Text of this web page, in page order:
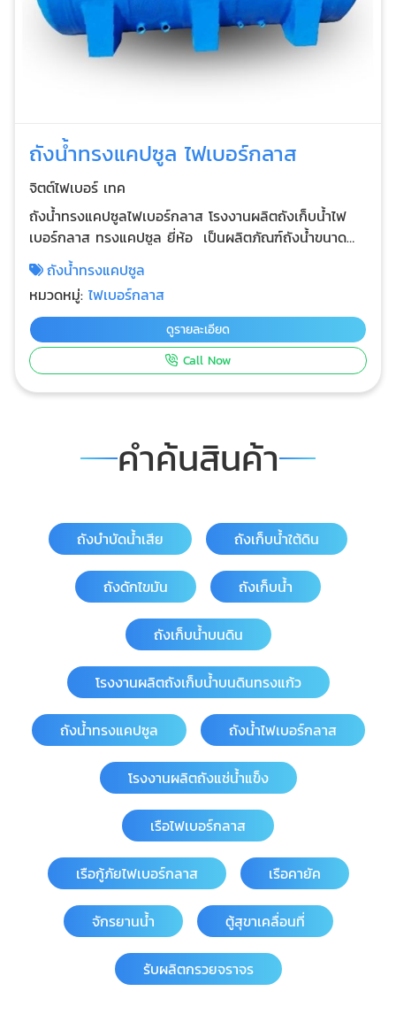
ถังน้ำทรงแคปซูล ไฟเบอร์กลาส
จิตต์ไฟเบอร์ เทค
ถังน้ำทรงแคปซูลไฟเบอร์กลาส โรงงานผลิตถังเก็บน้ำไฟ
เบอร์กลาส ทรงแคปซูล ยี่ห้อ เป็นผลิตภัณฑ์ถังน้ำขนาด
ใหญ่ เหมาะกับโรงงานขนาดใหญ่ อาคารสำนักงาน ที่ใช้น้ำ
มาก ต้องการสำรองน้ำไว้ใช้ หรือใช้ตามสวน ไร่ พื้นที่ขนาด
กว้างๆ ใช้น้ำเยอะ กว้าง 2.00 x ยาว 3.50 ราคาโรงงาน มี
ความหนา แข็งแรง ทนทาน รับประกันคุณภาพ รับผลิตถัง
ไฟเบอร์กลาสตามสั่ง สนใจติดต่อสอบถามเพิ่มเติมได้ ทีม
ถังน้ำทรงแคปซูล
หมวดหมู่:ไฟเบอร์กลาส
ดูรายละเอียด
Call Now
คำค้นสินค้า
ถังบำบัดน้ำเสีย ถังเก็บน้ำใต้ดิน
ถังดักไขมัน ถังเก็บน้ำ
ถังเก็บน้ำบนดิน
โรงงานผลิตถังเก็บน้ำบนดินทรงแก้ว
ถังน้ำทรงแคปซูล ถังน้ำไฟเบอร์กลาส
โรงงานผลิตถังแช่น้ำแข็ง
เรือไฟเบอร์กลาส
เรือกู้ภัยไฟเบอร์กลาส เรือคายัค
จักรยานน้ำ ตู้สุขาเคลื่อนที่
รับผลิตกรวยจราจร